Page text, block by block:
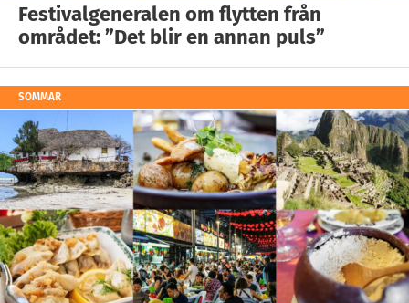
Festivalgeneralen om flytten från
området: ”Det blir en annan puls”
SOMMAR